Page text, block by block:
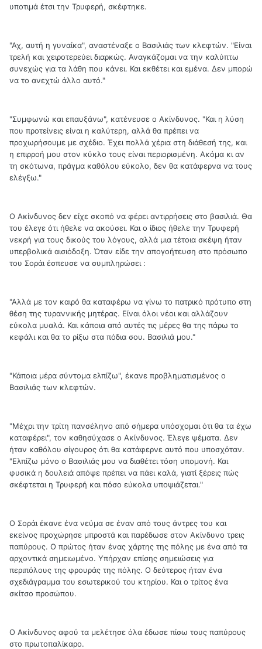
υποτιμά έτσι την Τρυφερή, σκέφτηκε.
"Αχ, αυτή η γυναίκα", αναστέναξε ο Βασιλιάς των κλεφτών. "Είναι
τρελή και χειροτερεύει διαρκώς. Αναγκάζομαι να την καλύπτω
συνεχώς για τα λάθη που κάνει. Και εκθέτει και εμένα. Δεν μπορώ
να το ανεχτώ άλλο αυτό."
"Συμφωνώ και επαυξάνω", κατένευσε ο Ακίνδυνος. "Και η λύση
που προτείνεις είναι η καλύτερη, αλλά θα πρέπει να
προχωρήσουμε με σχέδιο. Έχει πολλά χέρια στη διάθεσή της, και
η επιρροή μου στον κύκλο τους είναι περιορισμένη. Ακόμα κι αν
τη σκότωνα, πράγμα καθόλου εύκολο, δεν θα κατάφερνα να τους
ελέγξω."
Ο Ακίνδυνος δεν είχε σκοπό να φέρει αντιρρήσεις στο βασιλιά. Θα
του έλεγε ότι ήθελε να ακούσει. Και ο ίδιος ήθελε την Τρυφερή
νεκρή για τους δικούς του λόγους, αλλά μια τέτοια σκέψη ήταν
υπερβολικά αισιόδοξη. Όταν είδε την απογοήτευση στο πρόσωπο
του Σοράι έσπευσε να συμπληρώσει :
"Αλλά με τον καιρό θα καταφέρω να γίνω το πατρικό πρότυπο στη
θέση της τυραννικής μητέρας. Είναι όλοι νέοι και αλλάζουν
εύκολα μυαλά. Και κάποια από αυτές τις μέρες θα της πάρω το
κεφάλι και θα το ρίξω στα πόδια σου. Βασιλιά μου."
"Κάποια μέρα σύντομα ελπίζω", έκανε προβληματισμένος ο
Βασιλιάς των κλεφτών.
"Μέχρι την τρίτη πανσέληνο από σήμερα υπόσχομαι ότι θα τα έχω
καταφέρει", τον καθησύχασε ο Ακίνδυνος. Έλεγε ψέματα. Δεν
ήταν καθόλου σίγουρος ότι θα κατάφερνε αυτό που υποσχόταν.
"Ελπίζω μόνο ο Βασιλιάς μου να διαθέτει τόση υπομονή. Και
φυσικά η δουλειά απόψε πρέπει να πάει καλά, γιατί ξέρεις πώς
σκέφτεται η Τρυφερή και πόσο εύκολα υποψιάζεται."
Ο Σοράι έκανε ένα νεύμα σε έναν από τους άντρες του και
εκείνος προχώρησε μπροστά και παρέδωσε στον Ακίνδυνο τρεις
παπύρους. Ο πρώτος ήταν ένας χάρτης της πόλης με ένα από τα
αρχοντικά σημειωμένο. Υπήρχαν επίσης σημειώσεις για
περιπόλους της φρουράς της πόλης. Ο δεύτερος ήταν ένα
σχεδιάγραμμα του εσωτερικού του κτηρίου. Και ο τρίτος ένα
σκίτσο προσώπου.
Ο Ακίνδυνος αφού τα μελέτησε όλα έδωσε πίσω τους παπύρους
στο πρωτοπαλίκαρο.